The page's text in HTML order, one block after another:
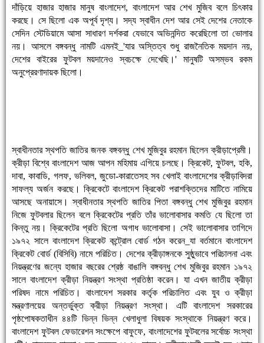
দাঁড়িয়ে হাজার হাজার মানুষ বাংলাদেশ, বাংলাদেশ আর শেখ মুজিব বলে চিৎকার
করছে। সে ছিলো এক অপূর্ব দৃশ্য। সদ্য স্বাধীন দেশ আর সেই দেশের নেতাকে
সেদিন স্টেডিয়ামে আসা সাধারণ দর্শকরা যেভাবে অভিনন্দিত করেছিলো তা ভোলার
নয়। আসলে বঙ্গবন্ধু নামটি এমনই_'যার অস্তিত্ব শুধু রাজনৈতিক ময়দান নয়,
দেশের বাইরের ফুটবল ময়দানেও স্বচক্ষে দেখেছি।' মানুষটি অসম্ভব রকম
অনুপ্রেরণাদায়ক ছিলো।
স্বাধীনতার স্থপতি জাতির জনক বঙ্গবন্ধু শেখ মুজিবুর রহমান ছিলেন ক্রীড়াপ্রেমী।
ক্রীড়া বিশ্বে বাংলাদেশ আজ আপন মহিমায় এগিয়ে চলছে। ক্রিকেট, ফুটবল, হকি,
দাবা, কাবাডি, গলফ, ভলিবল, জুডো-কারাতেসহ সব খেলাই বাংলাদেশের ক্রীড়াবিদরা
সাফল্য অর্জন করছে। ক্রিকেটে বাংলাদেশ ক্রিকেট পরাশক্তিদের মাটিতে নামিয়ে
আসছে অনায়াসে। স্বাধীনতার স্থপতি জাতির পিতা বঙ্গবন্ধু শেখ মুজিবুর রহমান
নিজে ফুটবলার ছিলেন বলে ক্রিকেটের প্রতি তাঁর ভালোবাসার কমতি যে ছিলো তা
কিন্তু নয়। ক্রিকেটের প্রতি ছিলো অগাধ ভালোবাসা। সেই ভালোবাসার তাগিদে
১৯৭২ সালে বাংলাদেশ ক্রিকেট কন্ট্রোল বোর্ড গঠন করেন_যা বর্তমানে বাংলাদেশ
ক্রিকেট বোর্ড (বিসিবি) নামে পরিচিত। দেশের ক্রীড়াঙ্গনকে সুষ্ঠুভাবে পরিচালনা এবং
নিয়ন্ত্রণের জন্যে হাজার বছরের শ্রেষ্ঠ বাঙালি বঙ্গবন্ধু শেখ মুজিবুর রহমান ১৯৭২
সালে বাংলাদেশ ক্রীড়া নিয়ন্ত্রণ সংস্থা প্রতিষ্ঠা করেন। যা এখন জাতীয় ক্রীড়া
পরিষদ নামে পরিচিত। বাংলাদেশ সরকার কর্তৃক পরিচালিত এবং যুব ও ক্রীড়া
মন্ত্রণালয়ের অন্তর্ভুক্ত ক্রীড়া নিয়ন্ত্রণ সংস্থা। এটি বাংলাদেশ সরকারের
পৃষ্ঠপোষকতাধীন ৪৪টি ভিন্ন ভিন্ন খেলাধুলা বিষয়ক সংস্থাকে নিয়ন্ত্রণ করে।
বাংলাদেশ ফুটবল ফেডারেশন সংক্ষেপে বাফুফে, বাংলাদেশের ফুটবলের সর্বোচ্চ সংস্থা